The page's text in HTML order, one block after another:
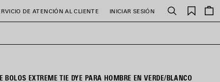
DE ATENCIÓN AL CLIENTE INICIAR SESIÓN Buscar
EXTREME TIE DYE PARA HOMBRE EN VERDE/BLANCO